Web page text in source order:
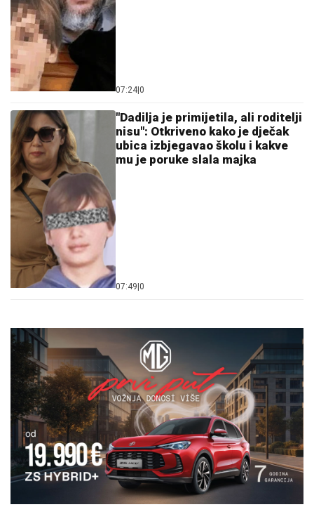
07:24 0
"Dadilja je primijetila, ali roditelji
nisu": Otkriveno kako je dječak
ubica izbjegavao školu i kakve
mu je poruke slala majka
07:49 0